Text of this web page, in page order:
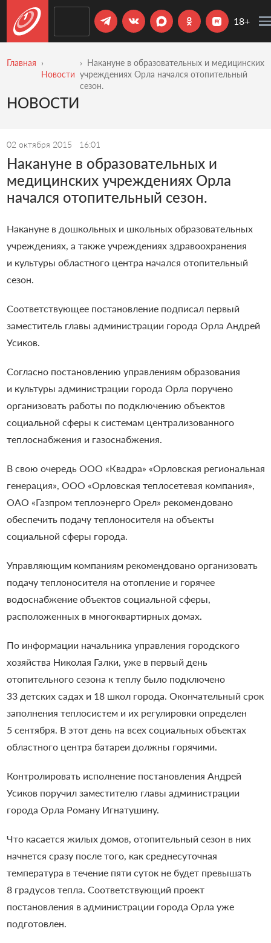
18+
Главная
Новости
Накануне в образовательных и медицинских
учреждениях Орла начался отопительный
сезон.
НОВОСТИ
02 октября 2015 16:01
Накануне в образовательных и
медицинских учреждениях Орла
начался отопительный сезон.
Накануне в дошкольных и школьных образовательных
учреждениях, а также учреждениях здравоохранения
и культуры областного центра начался отопительный
сезон.
Соответствующее постановление подписал первый
заместитель главы администрации города Орла Андрей
Усиков.
Согласно постановлению управлениям образования
и культуры администрации города Орла поручено
организовать работы по подключению объектов
социальной сферы к системам централизованного
теплоснабжения и газоснабжения.
В свою очередь ООО «Квадра» «Орловская региональная
генерация», ООО «Орловская теплосетевая компания»,
ОАО «Газпром теплоэнерго Орел» рекомендовано
обеспечить подачу теплоносителя на объекты
социальной сферы города.
Управляющим компаниям рекомендовано организовать
подачу теплоносителя на отопление и горячее
водоснабжение объектов социальной сферы,
расположенных в многоквартирных домах.
По информации начальника управления городского
хозяйства Николая Галки, уже в первый день
отопительного сезона к теплу было подключено
33 детских садах и 18 школ города. Окончательный срок
заполнения теплосистем и их регулировки определен
5 сентября. В этот день на всех социальных объектах
областного центра батареи должны горячими.
Контролировать исполнение постановления Андрей
Усиков поручил заместителю главы администрации
города Орла Роману Игнатушину.
Что касается жилых домов, отопительный сезон в них
начнется сразу после того, как среднесуточная
температура в течение пяти суток не будет превышать
8 градусов тепла. Соответствующий проект
постановления в администрации города Орла уже
подготовлен.